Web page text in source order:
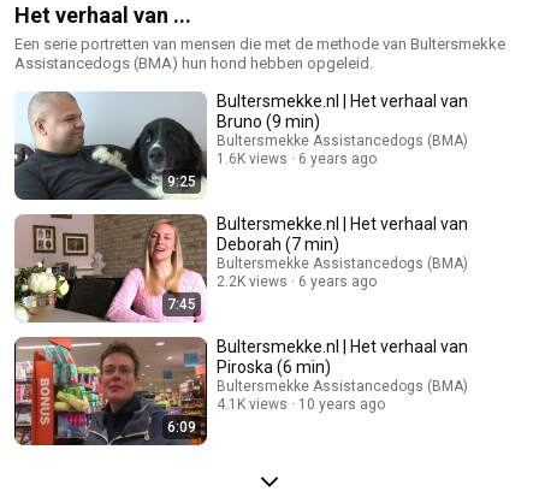
Het verhaal van ...
Een serie portretten van mensen die met de methode van Bultersmekke
Assistancedogs (BMA) hun hond hebben opgeleid.
9:25
Bultersmekke.nl | Het verhaal van
Bruno (9 min)
Bultersmekke Assistancedogs (BMA)
1.6K views
6 years ago
7:45
Bultersmekke.nl | Het verhaal van
Deborah (7 min)
Bultersmekke Assistancedogs (BMA)
2.2K views
6 years ago
6:09
Bultersmekke.nl | Het verhaal van
Piroska (6 min)
Bultersmekke Assistancedogs (BMA)
4.1K views
10 years ago